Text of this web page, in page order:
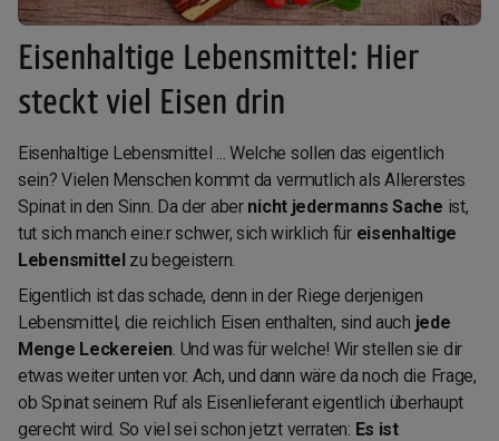
Eisenhaltige Lebensmittel: Hier
steckt viel Eisen drin
Eisenhaltige Lebensmittel ... Welche sollen das eigentlich
sein? Vielen Menschen kommt da vermutlich als Allererstes
Spinat in den Sinn. Da der aber nicht jedermanns Sache ist,
tut sich manch eine:r schwer, sich wirklich für eisenhaltige
Lebensmittelzu begeistern.
Eigentlich ist das schade, denn in der Riege derjenigen
Lebensmittel, die reichlich Eisen enthalten, sind auch jede
Menge Leckereien. Und was für welche! Wir stellen sie dir
etwas weiter unten vor. Ach, und dann wäre da noch die Frage,
ob Spinat seinem Ruf als Eisenlieferant eigentlich überhaupt
gerecht wird. So viel sei schon jetzt verraten: Es ist